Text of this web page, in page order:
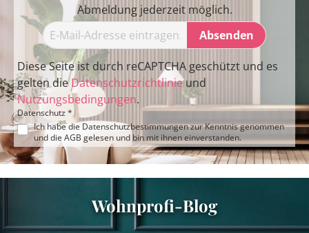
Abmeldung jederzeit möglich.
Absenden
Diese Seite ist durch reCAPTCHA geschützt und es
gelten dieDatenschutzrichtlinieund
Nutzungsbedingungen.
Datenschutz *
Ich habe die Datenschutzbestimmungenzur Kenntnis genommen
und die AGB gelesen und bin mit ihnen einverstanden.
Wohnprofi-Blog